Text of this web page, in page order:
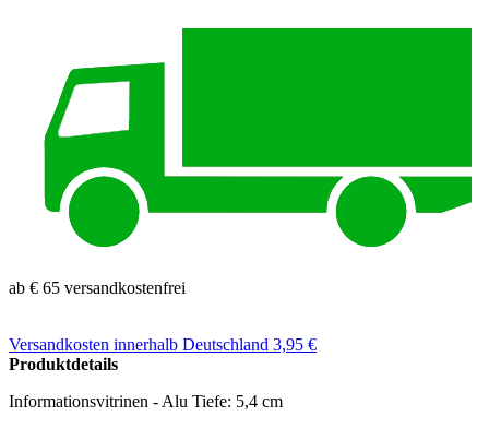
ab € 65 versandkostenfrei
Versandkosten innerhalb Deutschland 3,95 €
Produktdetails
Informationsvitrinen - Alu Tiefe: 5,4 cm